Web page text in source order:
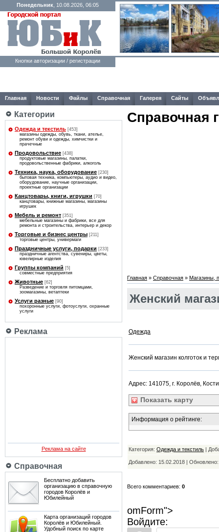
Понедельник , 10.08.2026, 06:05
Кнопки авторизации / регистрации
Главная Новости Файлы Справочная Галерея Сайты
Категории
Одежда и текстиль [453]
магазины одежды, обувь, ткани, ателье,
ремонт обуви и одежды, химчистки и
прачечные
Продовольствие [438]
продуктовые магазины, палатки,
продовольственные фабрики, алкоголь
Техника, наука, оборудование [230]
бытовая техника, компьютеры, аудио и видео,
оборудование, научные организации,
проектные организации
Канцтовары, книги, игрушки [70]
канцтовары, книжные магазины, магазины
игрушек
Мебель и ремонт [351]
мебельные магазины и фабрики, все для
ремонта и строительства, интерьер и декор
Торговые и бизнес центры [211]
торговые центры, универмаги
Праздничные услуги, подарки [233]
праздничные агентства, сувениры, цветы,
ювелирные изделия
Группы компаний [5]
совместные предприятия
Животные [62]
Разведение и торговля питомцами,
зоомагазины, ветаптеки
Услуги разные [90]
похоронные услуги, фотоуслуги, охранные
услуги
Реклама
Реклама на сайте
Справочная
Бесплатно добавить
организацию в справочную
городов Королёв и
Юбилейный
Карта организаций городов
Королёв и Юбилейный.
Удобный поиск по карте
Справочная
Главная » Справочная » Магазины,
Женский
Одежда
Женский магазин колготок и
Адрес: 141075, г. Королёв,
Показать карту
Информация о рейтинге:
Категория: Одежда и текстиль |
Добавлено: 15.02.2018 |
Всего комментариев: 0
omForm">
Войдите: